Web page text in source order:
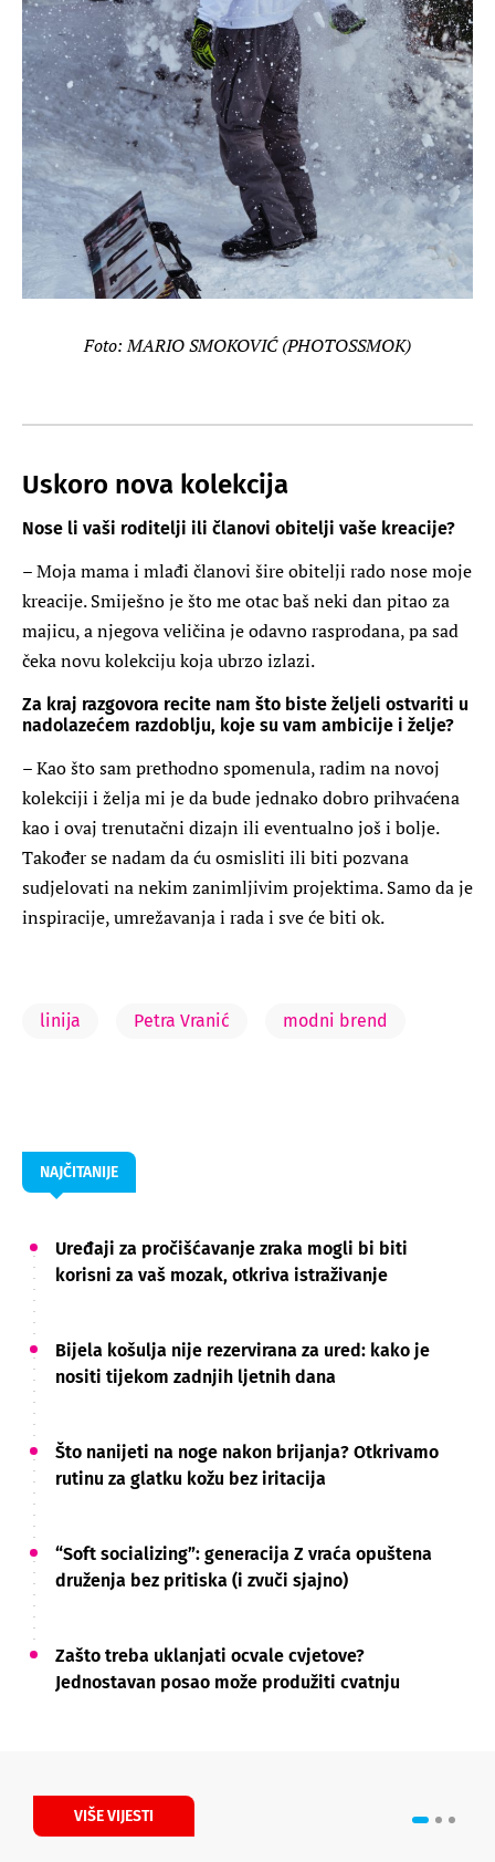
Foto: MARIO SMOKOVIĆ (PHOTOSSMOK)
Uskoro nova kolekcija
Nose li vaši roditelji ili članovi obitelji vaše kreacije?
– Moja mama i mlađi članovi šire obitelji rado nose moje
kreacije. Smiješno je što me otac baš neki dan pitao za
majicu, a njegova veličina je odavno rasprodana, pa sad
čeka novu kolekciju koja ubrzo izlazi.
Za kraj razgovora recite nam što biste željeli ostvariti u
nadolazećem razdoblju, koje su vam ambicije i želje?
– Kao što sam prethodno spomenula, radim na novoj
kolekciji i želja mi je da bude jednako dobro prihvaćena
kao i ovaj trenutačni dizajn ili eventualno još i bolje.
Također se nadam da ću osmisliti ili biti pozvana
sudjelovati na nekim zanimljivim projektima. Samo da je
inspiracije, umrežavanja i rada i sve će biti ok.
linija Petra Vranić modni brend
NAJČITANIJE
Uređaji za pročišćavanje zraka mogli bi biti
korisni za vaš mozak, otkriva istraživanje
Bijela košulja nije rezervirana za ured: kako je
nositi tijekom zadnjih ljetnih dana
Što nanijeti na noge nakon brijanja? Otkrivamo
rutinu za glatku kožu bez iritacija
“Soft socializing”: generacija Z vraća opuštena
druženja bez pritiska (i zvuči sjajno)
Zašto treba uklanjati ocvale cvjetove?
Jednostavan posao može produžiti cvatnju
VIŠE VIJESTI